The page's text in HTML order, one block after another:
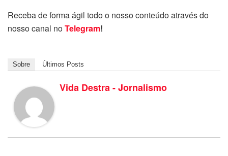
Receba de forma ágil todo o nosso conteúdo através do
nosso canal noTelegram!
Sobre Últimos Posts
Vida Destra - Jornalismo